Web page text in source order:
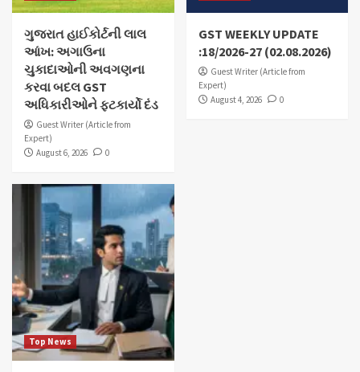
ગુજરાત હાઈકોર્ટની લાલ
આંખ: અગાઉના
ચુકાદાઓની અવગણના
કરવા બદલ GST
અધિકારીઓને ફટકાર્યો દંડ
Guest Writer (Article from
Expert)
August 6, 2026
0
GST WEEKLY UPDATE
:18/2026-27 (02.08.2026)
Guest Writer (Article from
Expert)
August 4, 2026
0
Top News